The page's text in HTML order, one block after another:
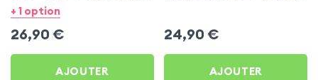
pour Google Pixel 4
+ 1 option
26,90 €
AJOUTER
24,90 €
AJOUTER